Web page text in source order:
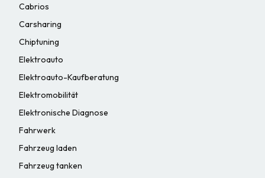
Cabrios
Carsharing
Chiptuning
Elektroauto
Elektroauto-Kaufberatung
Elektromobilität
Elektronische Diagnose
Fahrwerk
Fahrzeug laden
Fahrzeug tanken